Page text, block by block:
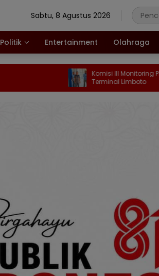
Sabtu, 8 Agustus 2026
Politik Entertainment Olahraga
Komisi III Monitoring Progres
Terminal Limboto